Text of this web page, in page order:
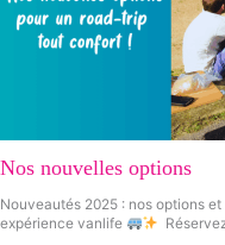
Nos nouvelles options
Nouveautés 2025 : nos options
expérience vanlife